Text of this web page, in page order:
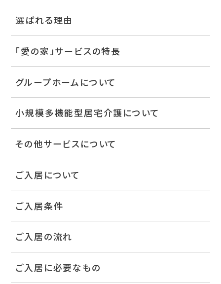
選ばれる理由
「愛の家」サービスの特長
グループホームについて
小規模多機能型居宅介護について
その他サービスについて
ご入居について
ご入居条件
ご入居の流れ
ご入居に必要なもの